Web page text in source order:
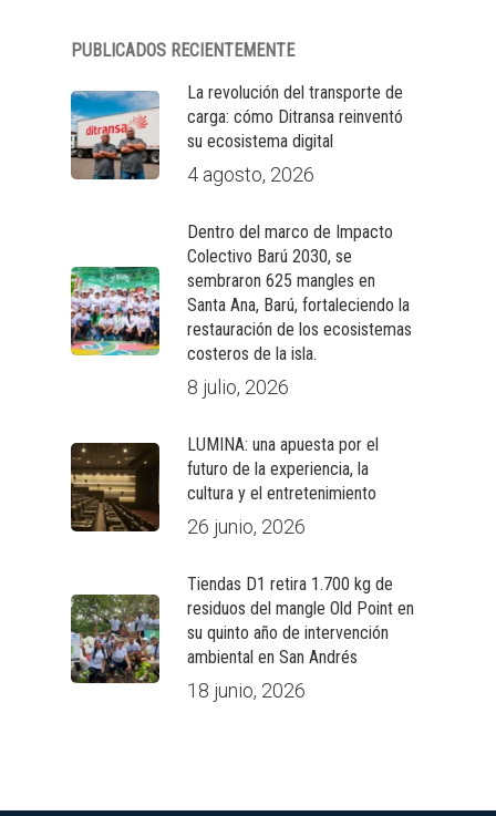
PUBLICADOS RECIENTEMENTE
La revolución del transporte de
carga: cómo Ditransa reinventó
su ecosistema digital
4 agosto, 2026
Dentro del marco de Impacto
Colectivo Barú 2030, se
sembraron 625 mangles en
Santa Ana, Barú, fortaleciendo la
restauración de los ecosistemas
costeros de la isla.
8 julio, 2026
LUMINA: una apuesta por el
futuro de la experiencia, la
cultura y el entretenimiento
26 junio, 2026
Tiendas D1 retira 1.700 kg de
residuos del mangle Old Point en
su quinto año de intervención
ambiental en San Andrés
18 junio, 2026